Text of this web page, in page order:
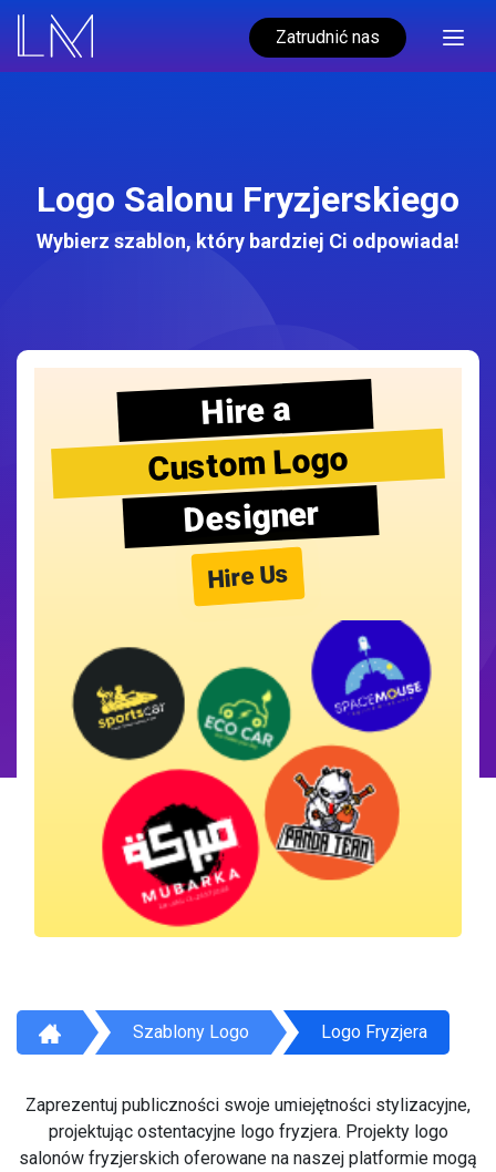
Zatrudnić nas
Logo Salonu Fryzjerskiego
Wybierz szablon, który bardziej Ci odpowiada!
Hire a
Custom Logo
Designer
Hire Us
Szablony Logo Logo Fryzjera
Zaprezentuj publiczności swoje umiejętności stylizacyjne,
projektując ostentacyjne logo fryzjera. Projekty logo
salonów fryzjerskich oferowane na naszej platformie mogą